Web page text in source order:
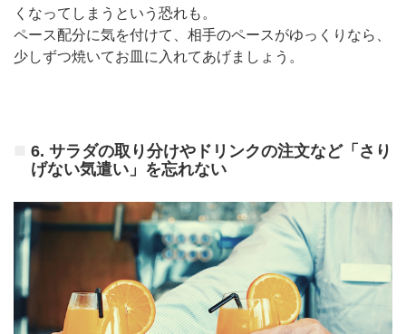
くなってしまうという恐れも。
ペース配分に気を付けて、相手のペースがゆっくりなら、
少しずつ焼いてお皿に入れてあげましょう。
6. サラダの取り分けやドリンクの注文など「さ り
げない気遣い」を忘れない